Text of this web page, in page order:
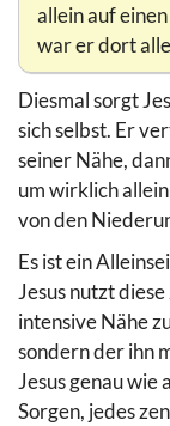
allein auf
war er dort
Diesmal sorgt
sich selbst. Er
seiner Nähe,
um wirklich
von den
Es ist ein
Jesus nutzt
intensive Nähe
sondern der ihn
Jesus genau wie
Sorgen, jedes